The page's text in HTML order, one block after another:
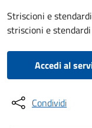
Striscioni e
striscioni e stendardi
Accedi al
Condividi